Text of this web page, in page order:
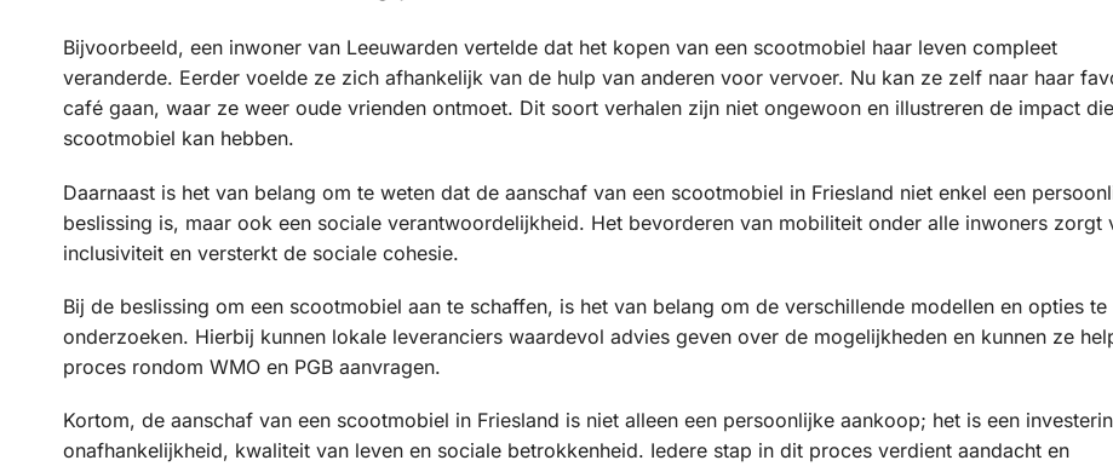
Bijvoorbeeld, een inwoner van Leeuwarden vertelde dat het kopen van een scootmobiel haar leven compleet
veranderde. Eerder voelde ze zich afhankelijk van de hulp van anderen voor vervoer. Nu kan ze zelf naar haar
café gaan, waar ze weer oude vrienden ontmoet. Dit soort verhalen zijn niet ongewoon en illustreren de impact
scootmobiel kan hebben.
Daarnaast is het van belang om te weten dat de aanschaf van een scootmobiel in Friesland niet enkel een
beslissing is, maar ook een sociale verantwoordelijkheid. Het bevorderen van mobiliteit onder alle inwoners zorgt
inclusiviteit en versterkt de sociale cohesie.
Bij de beslissing om een scootmobiel aan te schaffen, is het van belang om de verschillende modellen en opties te
onderzoeken. Hierbij kunnen lokale leveranciers waardevol advies geven over de mogelijkheden en kunnen ze
proces rondom WMO en PGB aanvragen.
Kortom, de aanschaf van een scootmobiel in Friesland is niet alleen een persoonlijke aankoop; het is een
onafhankelijkheid, kwaliteit van leven en sociale betrokkenheid. Iedere stap in dit proces verdient aandacht en